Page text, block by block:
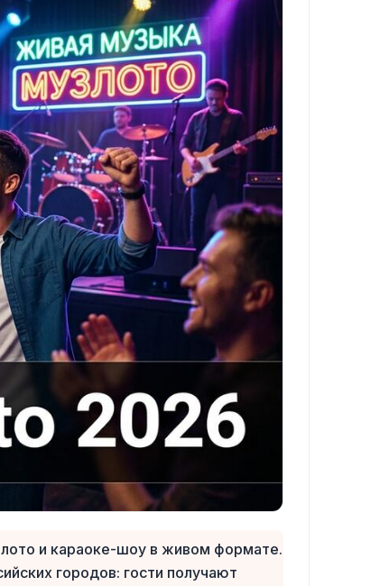
и караоке-шоу в живом формате.
городов: гости получают